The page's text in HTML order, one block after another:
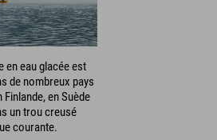
en eau glacée est
de nombreux pays
en Suède
un trou creusé
courante.